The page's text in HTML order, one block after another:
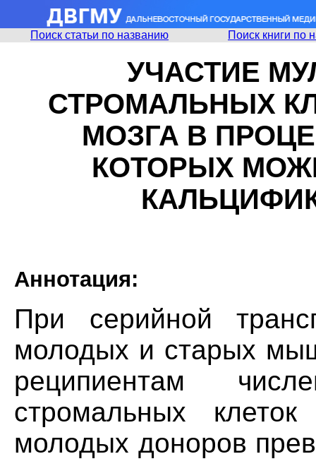
Поиск статьи по названию Поиск книги по
УЧАСТИЕ
СТРОМАЛЬНЫХ
МОЗГА В
КОТОРЫХ
Аннотация:
При серийной
молодых и старых
реципиентам
стромальных
молодых доноров